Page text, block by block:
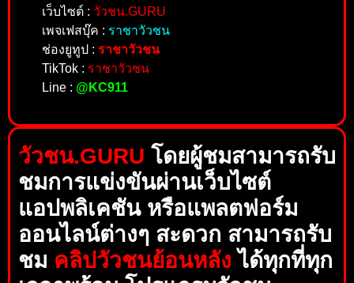
เว็บไซต์ : วัวชน.GURU
เพจเฟสบุ๊ค : ราชาวัวชน
ช่องยูทูป : ราชาวัวชน
TikTok : ราชาวัวชน
Line : @KC911
วัวชน.GURU โดยผู้ชมสามารถรับ
ชมการแข่งขันผ่านเว็บไซต์
แอปพลิเคชัน หรือแพลตฟอร์ม
ออนไลน์ต่างๆ สะดวก สามารถรับ
ชม คลิปวัวชนย้อนหลัง ได้ทุกที่ทุก